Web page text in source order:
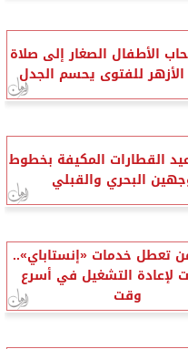
الأطفال الصغار إلى صلاة
الأزهر للفتوى يحسم الجدل
القطارات المكيفة بخطوط
البحري والقبلي
تعطل خدمات «إنستاباي»..
لإعادة التشغيل في أسرع
وقت